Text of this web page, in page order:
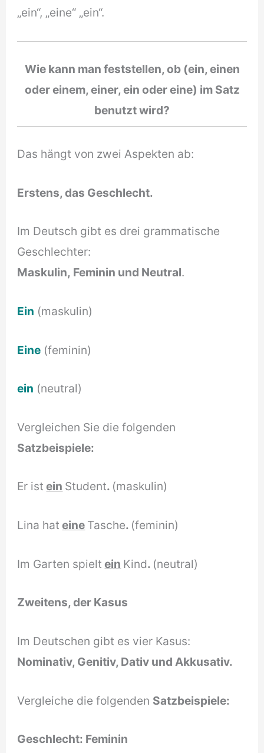
„ein“, „eine“ „ein“.
Wie kann man feststellen, ob (ein, einen
oder einem, einer, ein oder eine) im Satz
benutzt wird?
Das hängt von zwei Aspekten ab:
Erstens, das Geschlecht.
Im Deutsch gibt es drei grammatische
Geschlechter:
Maskulin, Feminin und Neutral.
Ein (maskulin)
Eine (feminin)
ein (neutral)
Vergleichen Sie die folgenden
Satzbeispiele:
Er ist ein Student. (maskulin)
Lina hat eine Tasche. (feminin)
Im Garten spielt ein Kind. (neutral)
Zweitens, der Kasus
Im Deutschen gibt es vier Kasus:
Nominativ, Genitiv, Dativ und Akkusativ.
Vergleiche die folgenden Satzbeispiele:
Geschlecht: Feminin